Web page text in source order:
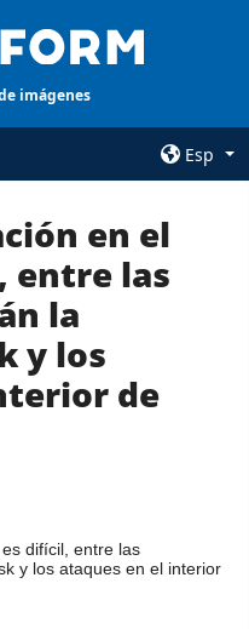
imágenes
Esp
AGENCIA
sobre la agencia
contacto
condiciones de
suscripción
protección de
datos personales
en el
entre las
la
y los
de